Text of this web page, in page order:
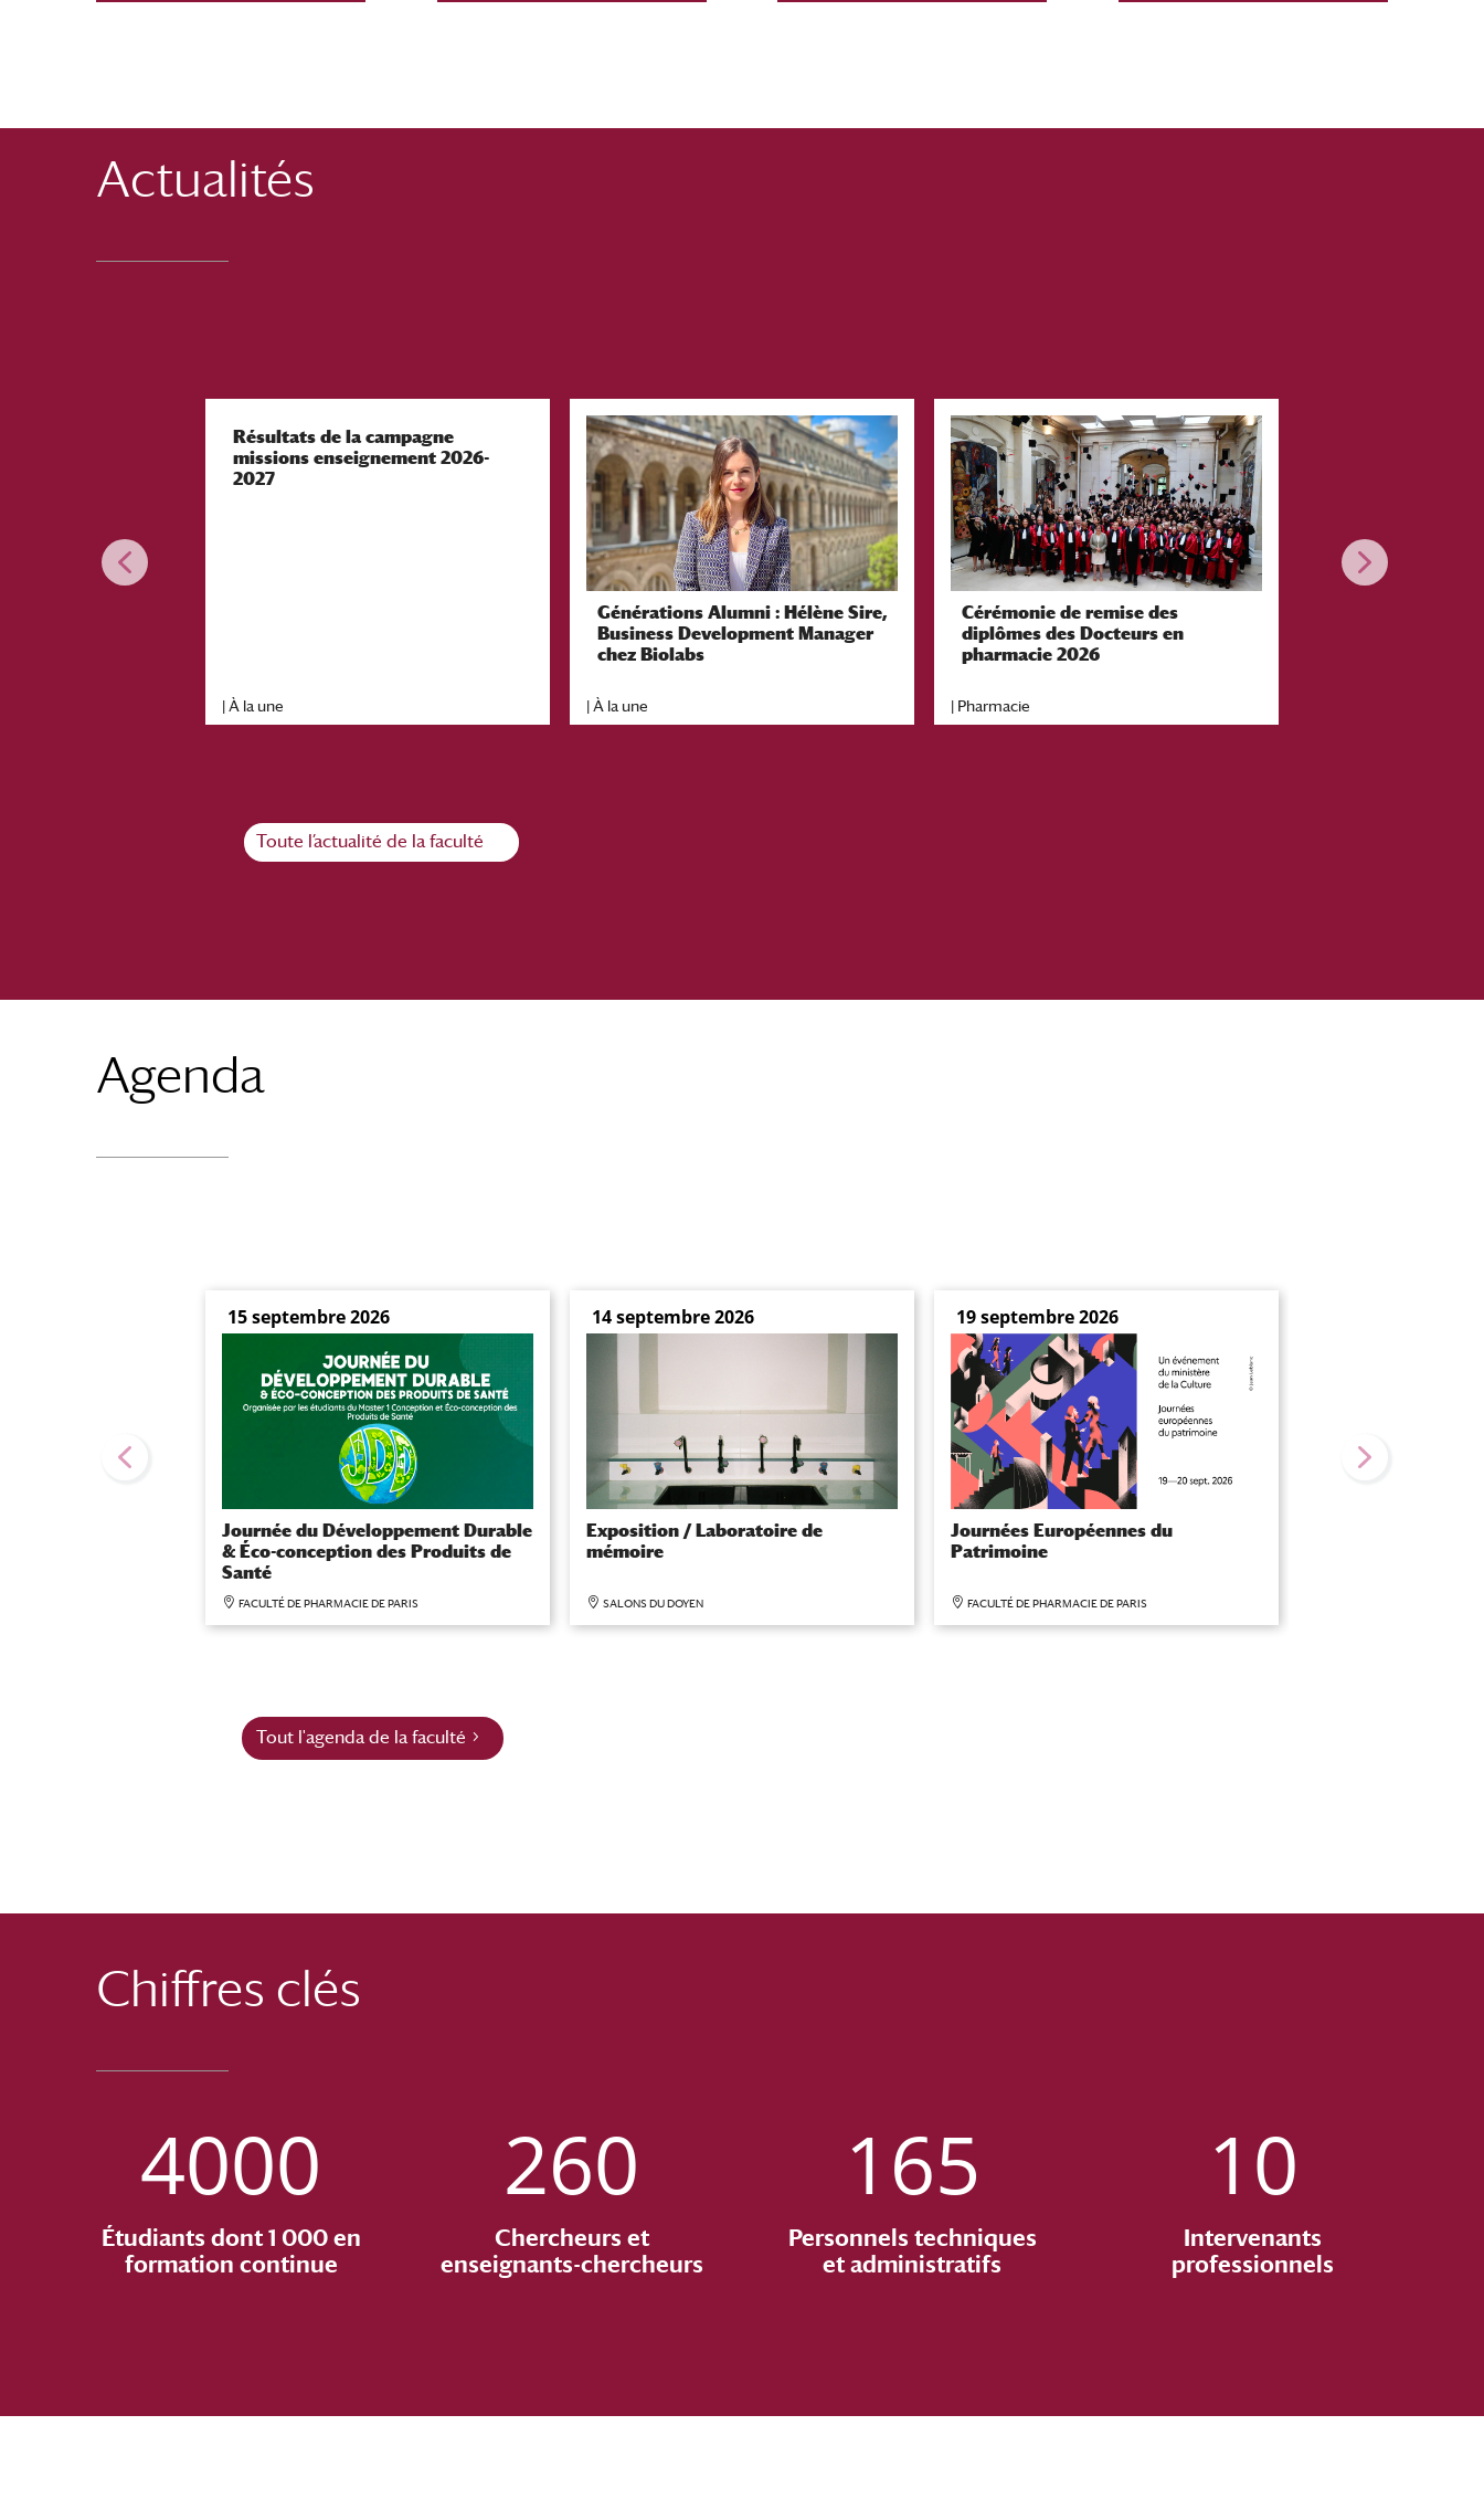
Actualités
Résultats de la campagne
missions enseignement 2026-
2027
| À la une
Générations Alumni : Hélène Sire,
Business Development Manager
chez Biolabs
| À la une
Cérémonie de remise des
diplômes des Docteurs en
pharmacie 2026
| Pharmacie
Toute l’actualité de la faculté
Agenda
15 septembre 2026
Journée du Développement Durable
& Éco-conception des Produits de
Santé
FACULTÉ DE PHARMACIE DE PARIS
14 septembre 2026
Exposition / Laboratoire de
mémoire
SALONS DU DOYEN
19 septembre 2026
Journées Européennes du
Patrimoine
FACULTÉ DE PHARMACIE DE PARIS
Tout l'agenda de la faculté
Chiffres clés
4000
Étudiants dont 1 000 en
formation continue
260
Chercheurs et
enseignants-chercheurs
165
Personnels techniques
et administratifs
10
Intervenants
professionnels